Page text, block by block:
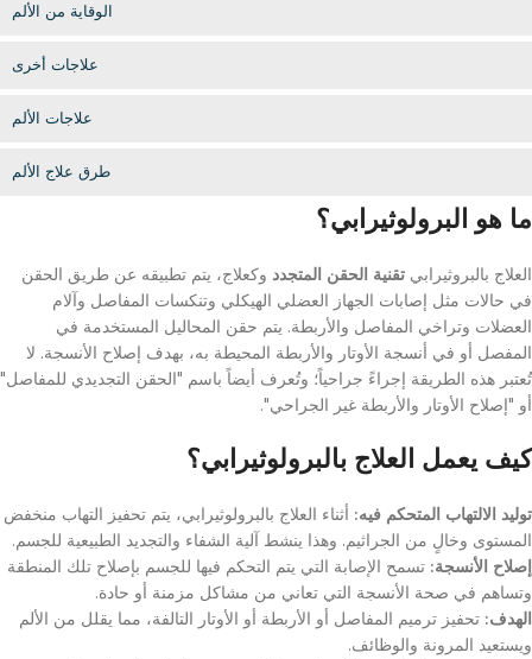
الوقاية من الألم
علاجات أخرى
علاجات الألم
طرق علاج الألم
ما هو البرولوثيرابي؟
العلاج بالبروثيرابي تقنية الحقن المتجدد وكعلاج، يتم تطبيقه عن طريق الحقن
في حالات مثل إصابات الجهاز العضلي الهيكلي وتنكسات المفاصل وآلام
العضلات وتراخي المفاصل والأربطة. يتم حقن المحاليل المستخدمة في
المفصل أو في أنسجة الأوتار والأربطة المحيطة به، بهدف إصلاح الأنسجة. لا
تُعتبر هذه الطريقة إجراءً جراحياً؛ وتُعرف أيضاً باسم "الحقن التجديدي للمفاصل"
أو "إصلاح الأوتار والأربطة غير الجراحي".
كيف يعمل العلاج بالبرولوثيرابي؟
توليد الالتهاب المتحكم فيه: أثناء العلاج بالبرولوثيرابي، يتم تحفيز التهاب منخفض
المستوى وخالٍ من الجراثيم. وهذا ينشط آلية الشفاء والتجديد الطبيعية للجسم.
إصلاح الأنسجة: تسمح الإصابة التي يتم التحكم فيها للجسم بإصلاح تلك المنطقة
وتساهم في صحة الأنسجة التي تعاني من مشاكل مزمنة أو حادة.
الهدف: تحفيز ترميم المفاصل أو الأربطة أو الأوتار التالفة، مما يقلل من الألم
ويستعيد المرونة والوظائف.